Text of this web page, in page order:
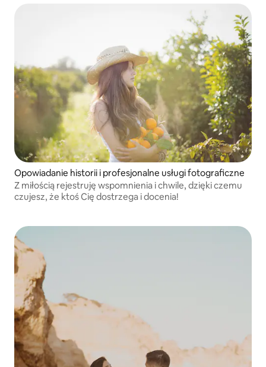
Opowiadanie historii i profesjonalne usługi fotograficzne
Z miłością rejestruję wspomnienia i chwile, dzięki czemu
czujesz, że ktoś Cię dostrzega i docenia!